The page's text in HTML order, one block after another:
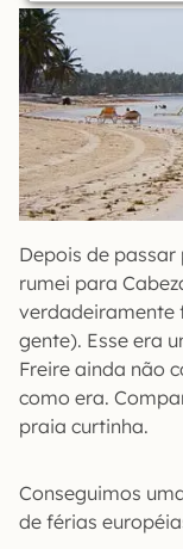
Depois de
rumei para
verdadeiramente
gente). Esse era
Freire ainda não
como era.
praia curtinha.
Conseguimos
de férias